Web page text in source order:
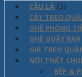
CẦU LÀ (3)
CÂY TREO
GHẾ PHÒNG
GHẾ QUẦY BAR
GIÁ TREO
NỘI THẤT
BẾP &